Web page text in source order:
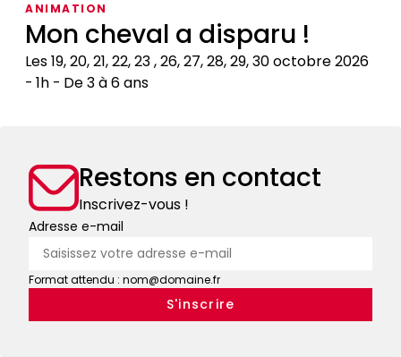
livres
de
chasse,
bestiaires
pour
un
usage
contemporain
art
Mon cheval a disparu !
Les 19, 20, 21, 22, 23 , 26, 27, 28, 29, 30 octobre 2026
1h
De 3 à 6 ans
ANIMATION
disparu
Restons en contact
Inscrivez-vous !
Adresse e-mail
Format attendu : nom@domaine.fr